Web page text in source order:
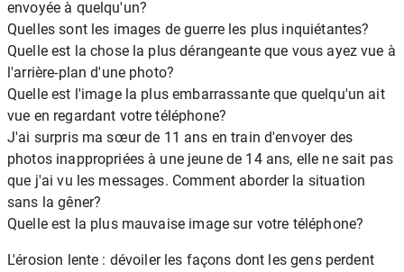
envoyée à quelqu'un?
Quelles sont les images de guerre les plus inquiétantes?
Quelle est la chose la plus dérangeante que vous ayez vue à
l'arrière-plan d'une photo?
Quelle est l'image la plus embarrassante que quelqu'un ait
vue en regardant votre téléphone?
J'ai surpris ma sœur de 11 ans en train d'envoyer des
photos inappropriées à une jeune de 14 ans, elle ne sait pas
que j'ai vu les messages. Comment aborder la situation
sans la gêner?
Quelle est la plus mauvaise image sur votre téléphone?
L'érosion lente : dévoiler les façons dont les gens perdent